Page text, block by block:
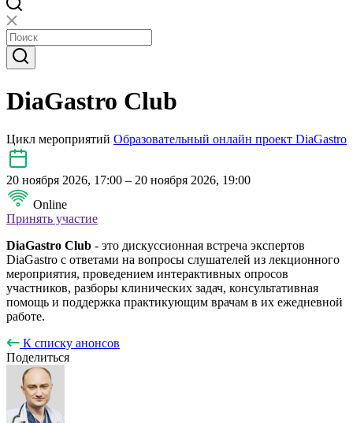
DiaGastro Club
Цикл мероприятий Образовательный онлайн проект DiaGastro
20 ноября 2026, 17:00 – 20 ноября 2026, 19:00
Online
Принять участие
DiaGastro Club - это дискуссионная встреча экспертов
DiaGastro с ответами на вопросы слушателей из лекционного
мероприятия, проведением интерактивных опросов
участников, разборы клинических задач, консультативная
помощь и поддержка практикующим врачам в их ежедневной
работе.
К списку анонсов
Поделиться